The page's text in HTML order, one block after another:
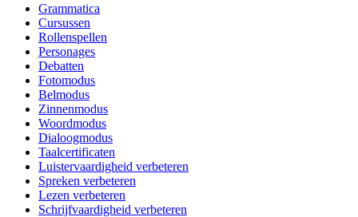
Grammatica
Cursussen
Rollenspellen
Personages
Debatten
Fotomodus
Belmodus
Zinnenmodus
Woordmodus
Dialoogmodus
Taalcertificaten
Luistervaardigheid verbeteren
Spreken verbeteren
Lezen verbeteren
Schrijfvaardigheid verbeteren